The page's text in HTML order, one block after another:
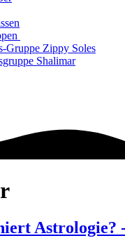
Gruppe Zippy Soles
Shalimar
Astrologie?